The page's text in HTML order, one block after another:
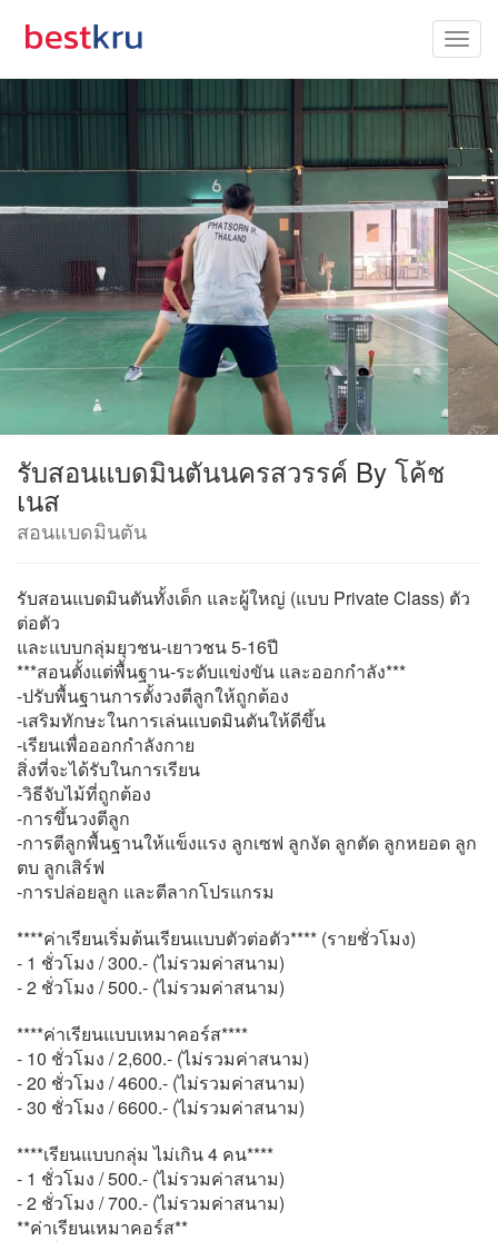
รับสอนแบดมินตันนครสวรรค์ By โค้ช
เนส
สอนแบดมินตัน
รับสอนแบดมินตันทั้งเด็ก และผู้ใหญ่ (แบบ Private Class) ตัว
ต่อตัว
และแบบกลุ่มยุวชน-เยาวชน 5-16ปี
***สอนตั้งแต่พื้นฐาน-ระดับแข่งขัน และออกกำลัง***
-ปรับพื้นฐานการตั้งวงตีลูกให้ถูกต้อง
-เสริมทักษะในการเล่นแบดมินตันให้ดีขึ้น
-เรียนเพื่อออกกำลังกาย
สิ่งที่จะได้รับในการเรียน
-วิธีจับไม้ที่ถูกต้อง
-การขึ้นวงตีลูก
-การตีลูกพื้นฐานให้แข็งแรง ลูกเซฟ ลูกงัด ลูกตัด ลูกหยอด ลูก
ตบ ลูกเสิร์ฟ
-การปล่อยลูก และตีลากโปรแกรม
****ค่าเรียนเริ่มต้นเรียนแบบตัวต่อตัว**** (รายชั่วโมง)
- 1 ชั่วโมง / 300.- (ไม่รวมค่าสนาม)
- 2 ชั่วโมง / 500.- (ไม่รวมค่าสนาม)
****ค่าเรียนแบบเหมาคอร์ส****
- 10 ชั่วโมง / 2,600.- (ไม่รวมค่าสนาม)
- 20 ชั่วโมง / 4600.- (ไม่รวมค่าสนาม)
- 30 ชั่วโมง / 6600.- (ไม่รวมค่าสนาม)
****เรียนแบบกลุ่ม ไม่เกิน 4 คน****
- 1 ชั่วโมง / 500.- (ไม่รวมค่าสนาม)
- 2 ชั่วโมง / 700.- (ไม่รวมค่าสนาม)
**ค่าเรียนเหมาคอร์ส**